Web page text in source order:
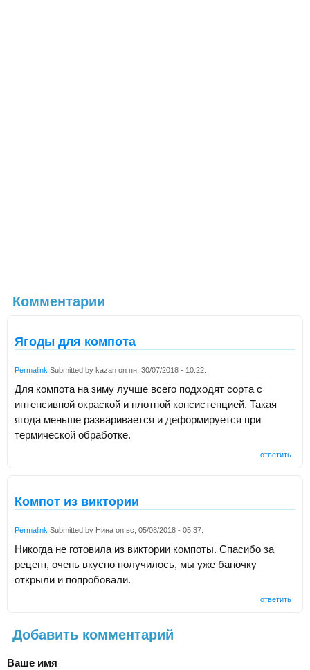
Комментарии
Ягоды для компота
Permalink Submitted by kazan on пн, 30/07/2018 - 10:22
Для компота на зиму лучше всего подходят сорта с
интенсивной окраской и плотной консистенцией. Такая
ягода меньше разваривается и деформируется при
термической обработке.
ответить
Компот из виктории
Permalink Submitted by Нина on вс, 05/08/2018 - 05:37
Никогда не готовила из виктории компоты. Спасибо за
рецепт, очень вкусно получилось, мы уже баночку
открыли и попробовали.
ответить
Добавить комментарий
Ваше имя